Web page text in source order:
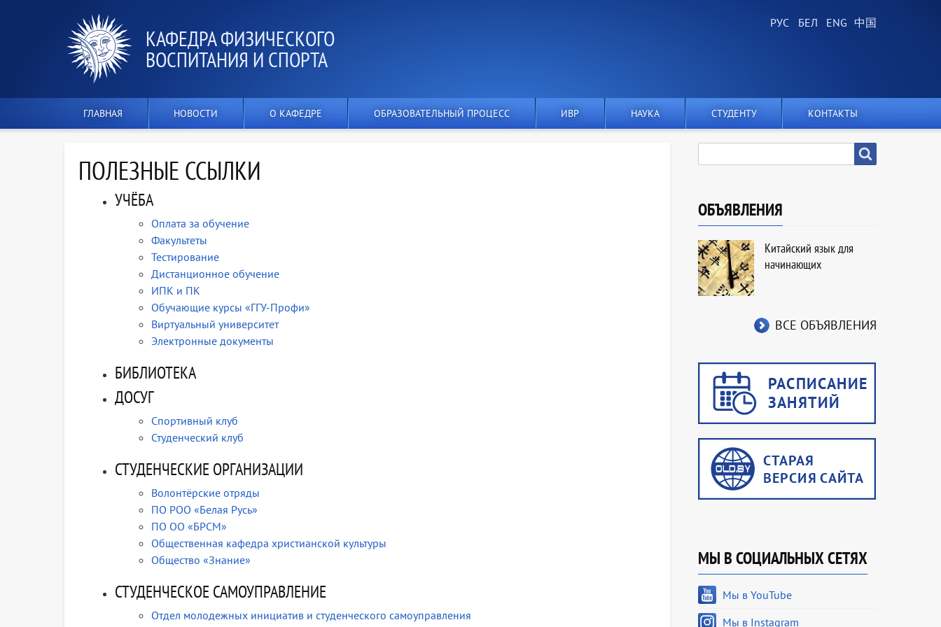
КАФЕДРА ФИЗИЧЕСКОГО
ВОСПИТАНИЯ И СПОРТА
ГЛАВНАЯ НОВОСТИ О КАФЕДРЕ ОБРАЗОВАТЕЛЬНЫЙ ПРОЦЕСС ИВР НАУКА СТУДЕНТУ КОНТАКТЫ
ПОЛЕЗНЫЕ ССЫЛКИ
УЧЁБА
Оплата за обучение
Факультеты
Тестирование
Дистанционное обучение
ИПК и ПК
Обучающие курсы «ГГУ-Профи»
Виртуальный университет
Электронные документы
БИБЛИОТЕКА
ДОСУГ
Спортивный клуб
Студенческий клуб
СТУДЕНЧЕСКИЕ ОРГАНИЗАЦИИ
Волонтёрские отряды
ПО РОО «Белая Русь»
ПО ОО «БРСМ»
Общественная кафедра христианской культуры
Общество «Знание»
СТУДЕНЧЕСКОЕ САМОУПРАВЛЕНИЕ
Отдел молодежных инициатив и студенческого самоуправления
ОБЪЯВЛЕНИЯ
Китайский язык для
начинающих
ВСЕ ОБЪЯВЛЕНИЯ
МЫ В СОЦИАЛЬНЫХ СЕТЯХ
Мы в YouTube
Мы в Instagram